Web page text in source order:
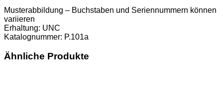
Musterabbildung – Buchstaben und Seriennummern können
variieren
Erhaltung: UNC
Katalognummer: P.101a
Ähnliche Produkte